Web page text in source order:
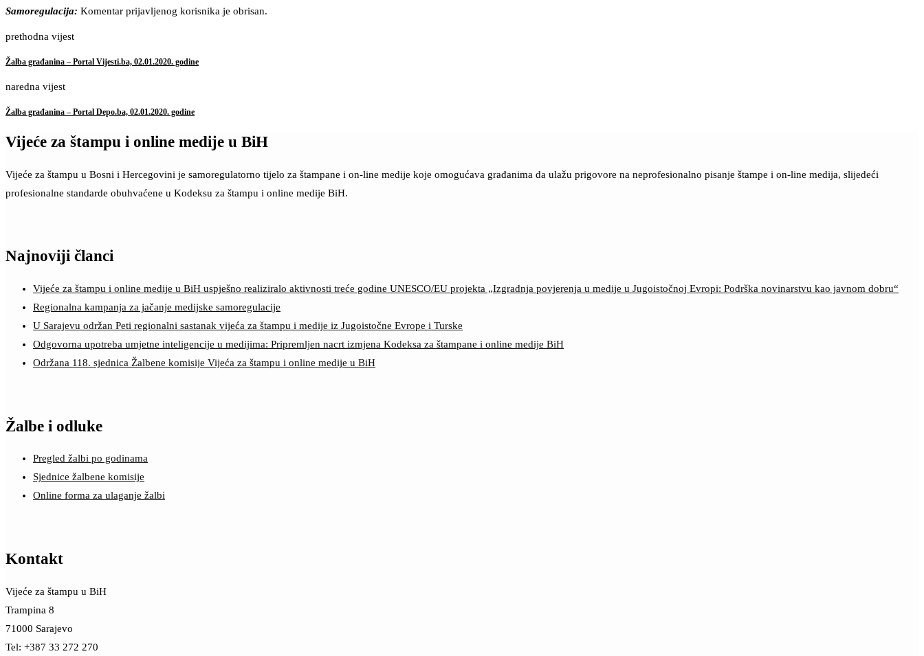
Samoregulacija: Komentar prijavljenog korisnika je obrisan.
prethodna vijest
Žalba građanina – Portal Vijesti.ba, 02.01.2020. godine
naredna vijest
Žalba građanina – Portal Depo.ba, 02.01.2020. godine
Vijeće za štampu i online medije u BiH
Vijeće za štampu u Bosni i Hercegovini je samoregulatorno tijelo za štampane i on-line medije koje omogućava građanima da ulažu prigovore na neprofesionalno pisanje štampe i on-line medija, slijedeći
profesionalne standarde obuhvaćene u Kodeksu za štampu i online medije BiH.
Najnoviji članci
Vijeće za štampu i online medije u BiH uspješno realiziralo aktivnosti treće godine UNESCO/EU projekta „Izgradnja povjerenja u medije u Jugoistočnoj Evropi: Podrška novinarstvu kao javnom dobru“
Regionalna kampanja za jačanje medijske samoregulacije
U Sarajevu održan Peti regionalni sastanak vijeća za štampu i medije iz Jugoistočne Evrope i Turske
Odgovorna upotreba umjetne inteligencije u medijima: Pripremljen nacrt izmjena Kodeksa za štampane i online medije BiH
Održana 118. sjednica Žalbene komisije Vijeća za štampu i online medije u BiH
Žalbe i odluke
Pregled žalbi po godinama
Sjednice žalbene komisije
Online forma za ulaganje žalbi
Kontakt
Vijeće za štampu u BiH
Trampina 8
71000 Sarajevo
Tel: +387 33 272 270